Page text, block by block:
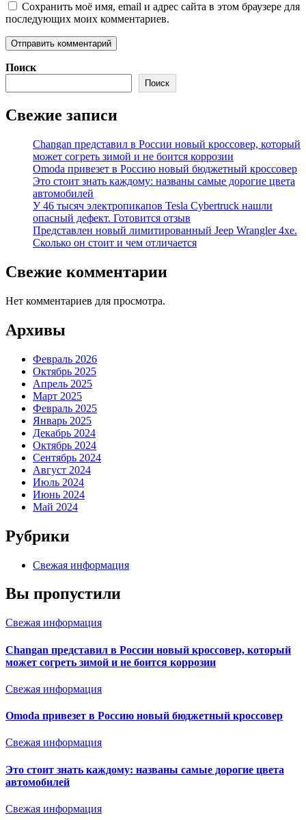
Сохранить моё имя, email и адрес сайта в этом браузере для
последующих моих комментариев.
Поиск
Поиск
Свежие записи
Changan представил в России новый кроссовер, который
может согреть зимой и не боится коррозии
Omoda привезет в Россию новый бюджетный кроссовер
Это стоит знать каждому: названы самые дорогие цвета
автомобилей
У 46 тысяч электропикапов Tesla Cybertruck нашли
опасный дефект. Готовится отзыв
Представлен новый лимитированный Jeep Wrangler 4xe.
Сколько он стоит и чем отличается
Свежие комментарии
Нет комментариев для просмотра.
Архивы
Февраль 2026
Октябрь 2025
Апрель 2025
Март 2025
Февраль 2025
Январь 2025
Декабрь 2024
Октябрь 2024
Сентябрь 2024
Август 2024
Июль 2024
Июнь 2024
Май 2024
Рубрики
Свежая информация
Вы пропустили
Свежая информация
Changan представил в России новый кроссовер, который
может согреть зимой и не боится коррозии
Свежая информация
Omoda привезет в Россию новый бюджетный кроссовер
Свежая информация
Это стоит знать каждому: названы самые дорогие цвета
автомобилей
Свежая информация